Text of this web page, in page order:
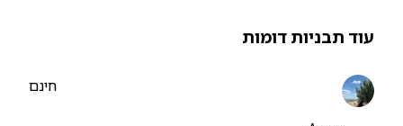
תבניות דומות